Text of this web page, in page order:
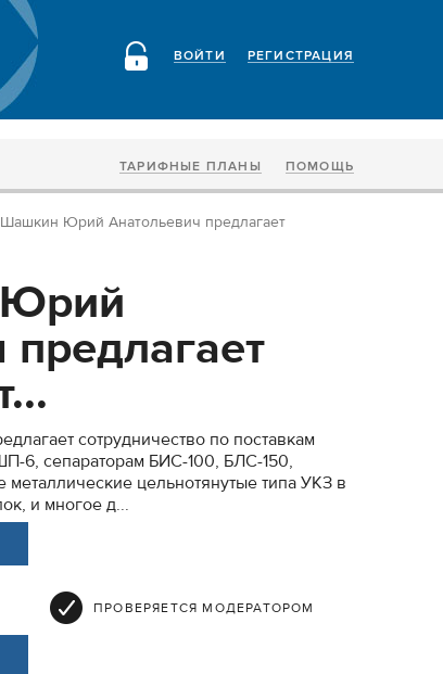
РЕГИСТРАЦИЯ
ВОЙТИ
ТАРИФНЫЕ ПЛАНЫ ПОМОЩЬ
Юрий Анатольевич предлагает
сотрудничество по поставкам
6, сепараторам БИС-100, БЛС-150,
цельнотянутые типа УКЗ в
и многое д...
ПРОВЕРЯЕТСЯ МОДЕРАТОРОМ